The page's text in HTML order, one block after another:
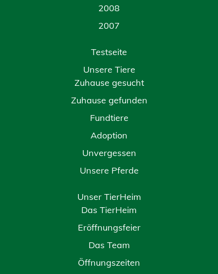
2008
2007
Testseite
Unsere Tiere
Zuhause gesucht
Zuhause gefunden
Fundtiere
Adoption
Unvergessen
Unsere Pferde
Unser TierHeim
Das TierHeim
Eröffnungsfeier
Das Team
Öffnungszeiten